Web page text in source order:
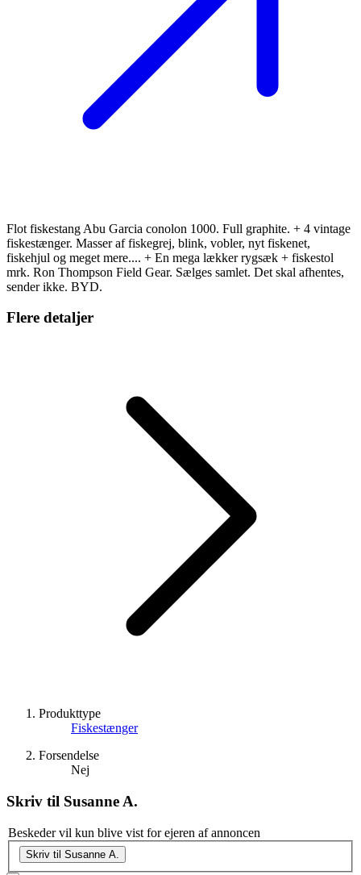
Flot fiskestang Abu Garcia conolon 1000. Full graphite. + 4 vintage
fiskestænger. Masser af fiskegrej, blink, vobler, nyt fiskenet,
fiskehjul og meget mere.... + En mega lækker rygsæk + fiskestol
mrk. Ron Thompson Field Gear. Sælges samlet. Det skal afhentes,
sender ikke. BYD.
Flere detaljer
Produkttype
Fiskestænger
Forsendelse
Nej
Skriv til Susanne A.
Beskeder vil kun blive vist for ejeren af annoncen
Skriv til Susanne A.